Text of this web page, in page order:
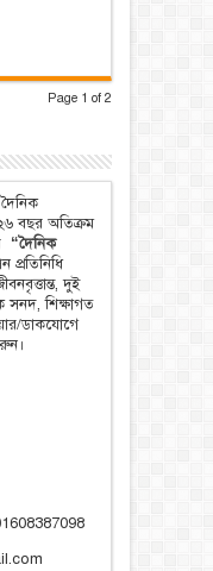
Page 1 of 2
বছর অতিক্রম
“দৈনিক
প্রতিনিধি
দুই
সনদ, শিক্ষাগত
ডাকযোগে